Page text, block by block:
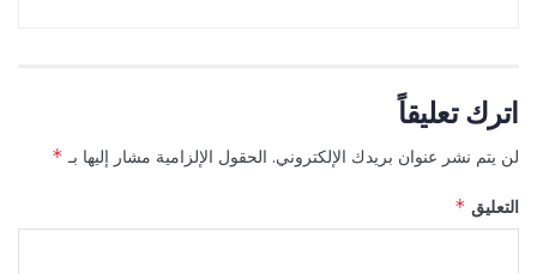
اترك تعليقاً
لن يتم نشر عنوان بريدك الإلكتروني. الحقول الإلزامية مشار إليها بـ *
التعليق *